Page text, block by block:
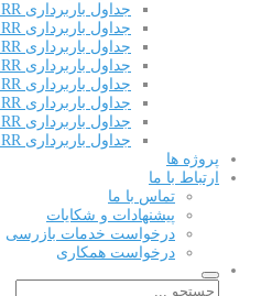
جداول باربرداری LIEBHERR سری ۱۸EC
جداول باربرداری LIEBHERR سری ۲۰EC
جداول باربرداری LIEBHERR سری ۲۲EC
جداول باربرداری LIEBHERR سری ۲۴EC
جداول باربرداری LIEBHERR سری ۲۸EC
جداول باربرداری LIEBHERR سری ۷EC
جداول باربرداری LIEBHERR سری ۸EC
جداول باربرداری LIEBHERR سری ۹EC
پروژه ها
ارتباط با ما
تماس با ما
پیشنهادات و شکایات
درخواست خدمات بازرسی
درخواست همکاری